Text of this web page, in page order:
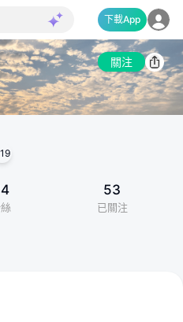
下載App
關注
19
53
已關注